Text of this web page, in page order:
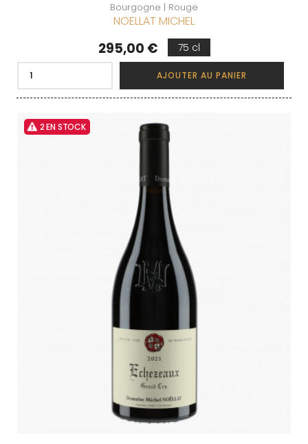
Bourgogne | Rouge
NOELLAT MICHEL
Prix
295,00 € 75 cl
AJOUTER AU PANIER
2 EN STOCK